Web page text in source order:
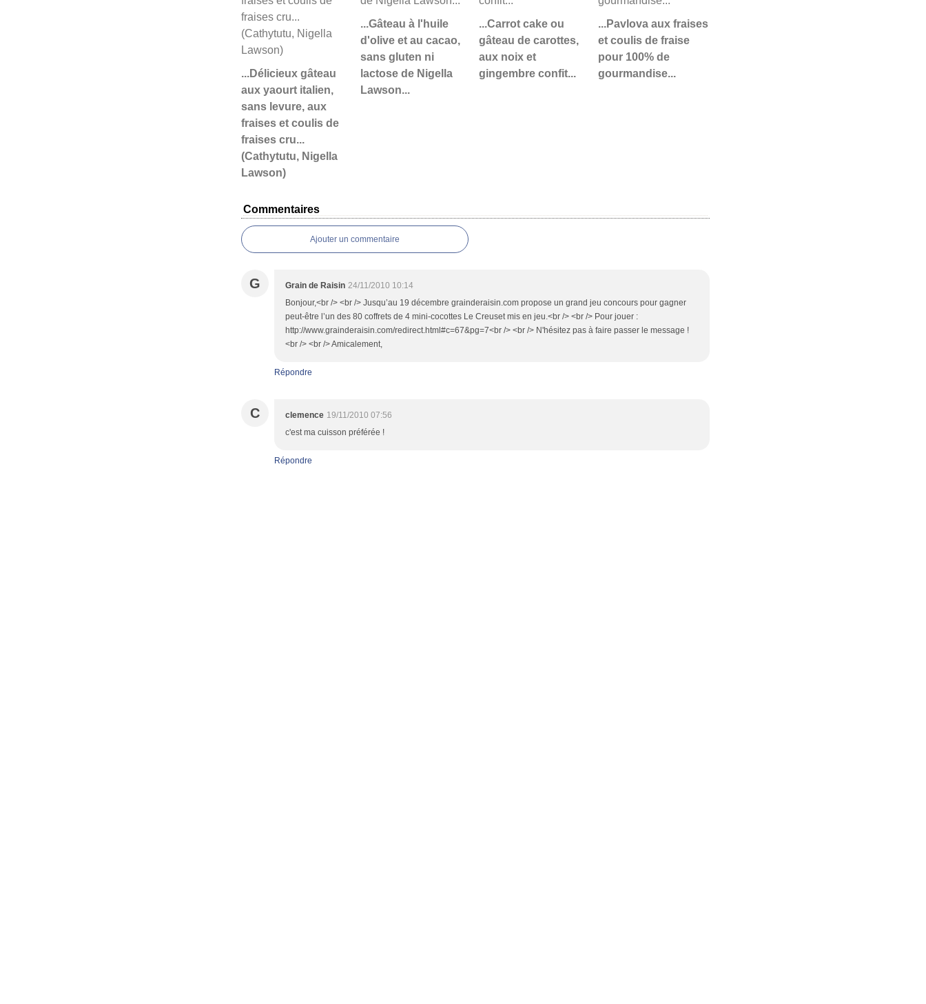
...Délicieux gâteau
aux yaourt italien,
sans levure, aux
fraises et coulis de
fraises cru...
(Cathytutu, Nigella
Lawson)
...Gâteau à l'huile
d'olive et au cacao,
sans gluten ni
lactose de Nigella
Lawson...
...Carrot cake ou
gâteau de carottes,
aux noix et
gingembre confit...
...Pavlova aux fraises
et coulis de fraise
pour 100% de
gourmandise...
Commentaires
Ajouter un commentaire
G Grain de Raisin 24/11/2010 10:14
Bonjour,<br /> <br /> Jusqu’au 19 décembre grainderaisin.com propose un grand jeu concours pour gagner
peut-être l’un des 80 coffrets de 4 mini-cocottes Le Creuset mis en jeu.<br /> <br /> Pour jouer :
http://www.grainderaisin.com/redirect.html#c=67&pg=7<br /> <br /> N'hésitez pas à faire passer le message !
<br /> <br /> Amicalement,
Répondre
C clemence 19/11/2010 07:56
c'est ma cuisson préférée !
Répondre